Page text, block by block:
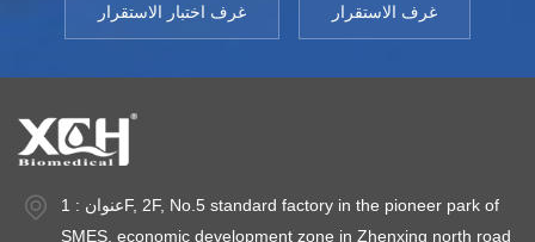
غرف اختبار الاستقرار غرف الاستقرار
عنوان : 1F, 2F, No.5 standard factory in the pioneer park of
SMES, economic development zone in Zhenxing north road